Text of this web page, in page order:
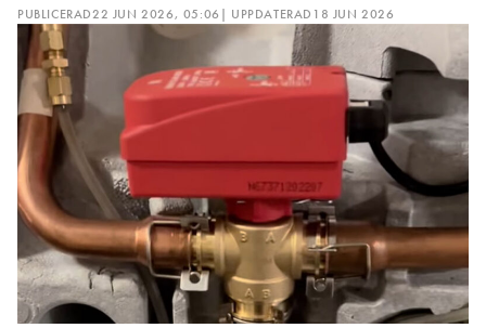
PUBLICERAD22 JUN 2026, 05:06 | UPPDATERAD 18 JUN 2026